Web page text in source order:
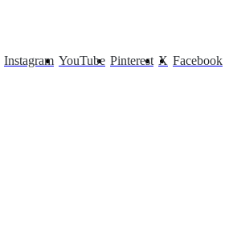
Facebook
X
Pinterest
YouTube
Instagram